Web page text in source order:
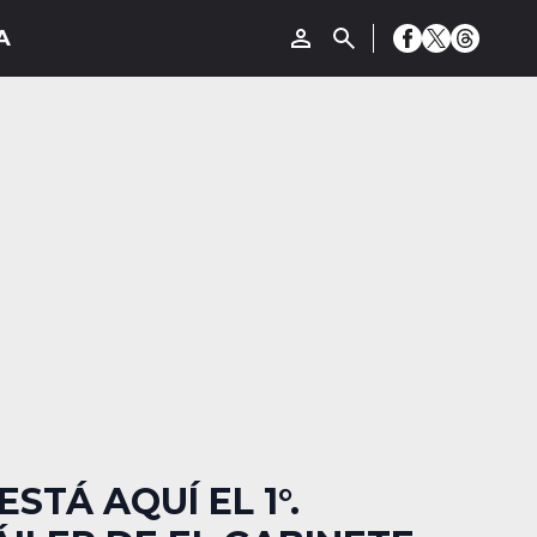
AQUÍ EL 1°.